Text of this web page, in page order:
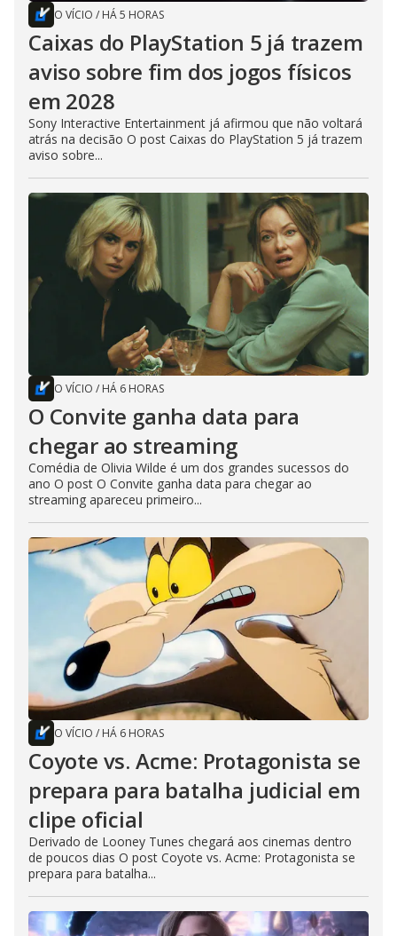
O VÍCIO / HÁ 5 HORAS
Caixas do PlayStation 5 já trazem
aviso sobre fim dos jogos físicos
em 2028
Sony Interactive Entertainment já afirmou que não voltará
atrás na decisão O post Caixas do PlayStation 5 já trazem
aviso sobre...
O VÍCIO / HÁ 6 HORAS
O Convite ganha data para
chegar ao streaming
Comédia de Olivia Wilde é um dos grandes sucessos do
ano O post O Convite ganha data para chegar ao
streaming apareceu primeiro...
O VÍCIO / HÁ 6 HORAS
Coyote vs. Acme: Protagonista se
prepara para batalha judicial em
clipe oficial
Derivado de Looney Tunes chegará aos cinemas dentro
de poucos dias O post Coyote vs. Acme: Protagonista se
prepara para batalha...